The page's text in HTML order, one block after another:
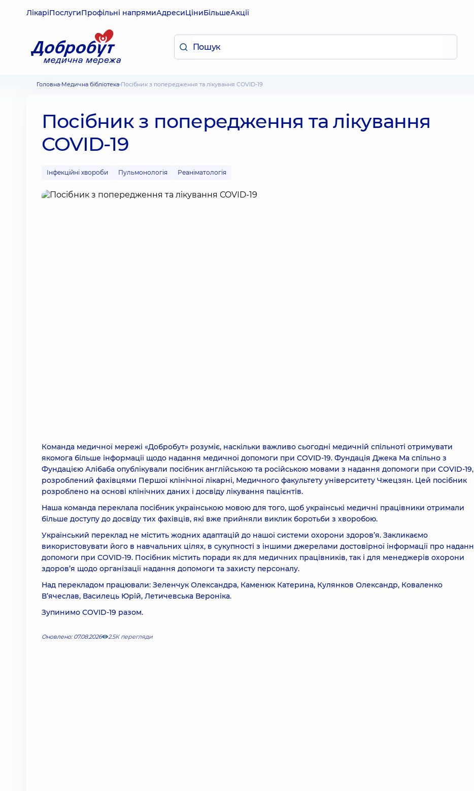
ЛікаріПослугиПрофільні напрямиАдресиЦіниБільшеАкції
Головна Медична бібліотека Посібник з попередження та лікування COVID-19
Посібник з попередження та лікування
COVID-19
Інфекційні хвороби Пульмонологія Реаніматологія
Команда медичної мережі «Добробут» розуміє, наскільки важливо сьогодні медичній спільноті отримувати
якомога більше інформації щодо надання медичної допомоги при COVID-19. Фундація Джека Ма спільно з
Фундацією Алібаба опублікували посібник англійською та російською мовами з надання допомоги при COVID-19,
розроблений фахівцями Першої клінічної лікарні, Медичного факультету університету Чжецзян. Цей посібник
розроблено на основі клінічних даних і досвіду лікування пацієнтів.
Наша команда переклала посібник українською мовою для того, щоб українські медичні працівники отримали
більше доступу до досвіду тих фахівців, які вже прийняли виклик боротьби з хворобою.
Український переклад не містить жодних адаптацій до нашої системи охорони здоров’я. Закликаємо
використовувати його в навчальних цілях, в сукупності з іншими джерелами достовірної інформації про
допомоги при COVID-19. Посібник містить поради як для медичних працівників, так і для менеджерів охорони
здоров’я щодо організації надання допомоги та захисту персоналу.
Над перекладом працювали: Зеленчук Олександра, Каменюк Катерина, Кулянков Олександр, Коваленко
В’ячеслав, Василець Юрій, Летичевська Вероніка.
Зупинимо COVID-19 разом.
Оновлено: 07.08.2026 2.5К перегляди